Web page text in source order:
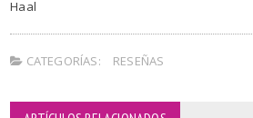
Haal
CATEGORÍAS: RESEÑAS